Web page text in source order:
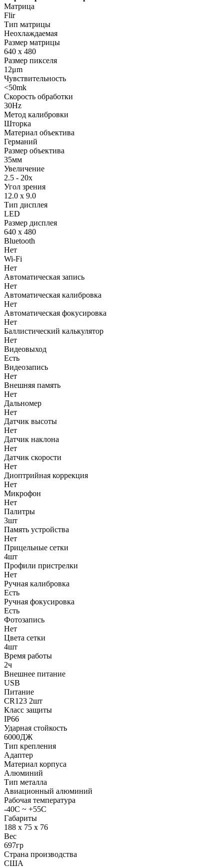
Матрица
Flir
Тип матрицы
Неохлаждаемая
Размер матрицы
640 x 480
Размер пикселя
12μm
Чувствительность
<50mk
Скорость обработки
30Hz
Метод калибровки
Шторка
Материал объектива
Германий
Размер объектива
35мм
Увеличение
2.5 - 20x
Угол зрения
12.0 x 9.0
Тип дисплея
LED
Размер дисплея
640 x 480
Bluetooth
Нет
Wi-Fi
Нет
Автоматическая запись
Нет
Автоматическая калибровка
Нет
Автоматическая фокусировка
Нет
Баллистический калькулятор
Нет
Видеовыход
Есть
Видеозапись
Нет
Внешняя память
Нет
Дальномер
Нет
Датчик высоты
Нет
Датчик наклона
Нет
Датчик скорости
Нет
Диоптрийная коррекция
Нет
Микрофон
Нет
Палитры
3шт
Память устройства
Нет
Прицельные сетки
4шт
Профили пристрелки
Нет
Ручная калибровка
Есть
Ручная фокусировка
Есть
Фотозапись
Нет
Цвета сетки
4шт
Время работы
2ч
Внешнее питание
USB
Питание
CR123 2шт
Класс защиты
IP66
Ударная стойкость
6000ДЖ
Тип крепления
Адаптер
Материал корпуса
Алюминий
Тип металла
Авиационный алюминий
Рабочая температура
-40C ~ +55C
Габариты
188 x 75 x 76
Вес
697гр
Страна производства
США